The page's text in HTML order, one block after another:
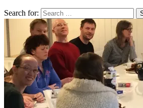
Search for: